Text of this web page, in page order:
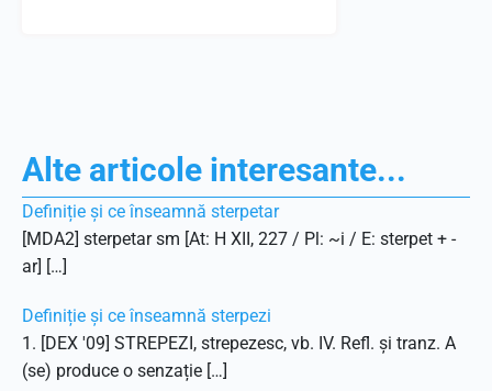
Alte articole interesante...
Definiție și ce înseamnă sterpetar
[MDA2] sterpetar sm [At: H XII, 227 / Pl: ~i / E: sterpet + -
ar] […]
Definiție și ce înseamnă sterpezi
1. [DEX '09] STREPEZI, strepezesc, vb. IV. Refl. și tranz. A
(se) produce o senzație […]